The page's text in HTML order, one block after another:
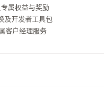
属权益与奖励
及开发者工具包
客户经理服务